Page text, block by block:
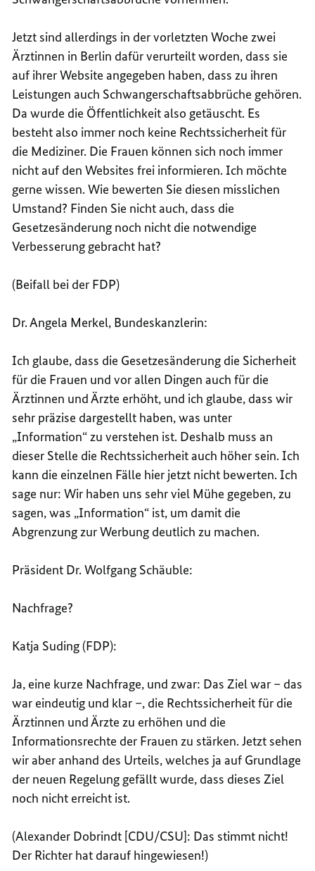
Jetzt sind allerdings in der vorletzten Woche zwei
Ärztinnen in Berlin dafür verurteilt worden, dass sie
auf ihrer Website angegeben haben, dass zu ihren
Leistungen auch Schwangerschaftsabbrüche gehören.
Da wurde die Öffentlichkeit also getäuscht. Es
besteht also immer noch keine Rechtssicherheit für
die Mediziner. Die Frauen können sich noch immer
nicht auf den Websites frei informieren. Ich möchte
gerne wissen. Wie bewerten Sie diesen misslichen
Umstand? Finden Sie nicht auch, dass die
Gesetzesänderung noch nicht die notwendige
Verbesserung gebracht hat?
(Beifall bei der FDP)
Dr. Angela Merkel, Bundeskanzlerin:
Ich glaube, dass die Gesetzesänderung die Sicherheit
für die Frauen und vor allen Dingen auch für die
Ärztinnen und Ärzte erhöht, und ich glaube, dass wir
sehr präzise dargestellt haben, was unter
„Information“ zu verstehen ist. Deshalb muss an
dieser Stelle die Rechtssicherheit auch höher sein. Ich
kann die einzelnen Fälle hier jetzt nicht bewerten. Ich
sage nur: Wir haben uns sehr viel Mühe gegeben, zu
sagen, was „Information“ ist, um damit die
Abgrenzung zur Werbung deutlich zu machen.
Präsident Dr. Wolfgang Schäuble:
Nachfrage?
Katja Suding (FDP):
Ja, eine kurze Nachfrage, und zwar: Das Ziel war – das
war eindeutig und klar –, die Rechtssicherheit für die
Ärztinnen und Ärzte zu erhöhen und die
Informationsrechte der Frauen zu stärken. Jetzt sehen
wir aber anhand des Urteils, welches ja auf Grundlage
der neuen Regelung gefällt wurde, dass dieses Ziel
noch nicht erreicht ist.
(Alexander Dobrindt [CDU/CSU]: Das stimmt nicht!
Der Richter hat darauf hingewiesen!)